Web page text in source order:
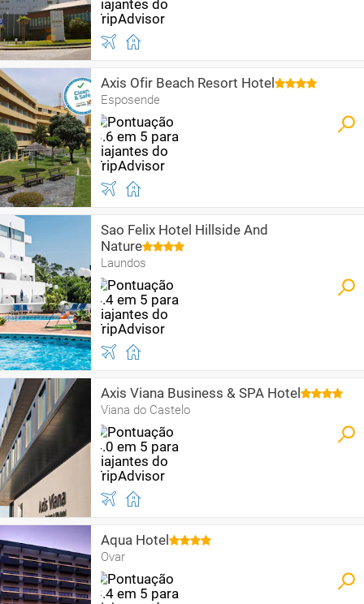
Axis Ofir Beach Resort Hotel
Esposende
Sao Felix Hotel Hillside And
Nature
Laundos
Axis Viana Business & SPA Hotel
Viana do Castelo
Aqua Hotel
Ovar